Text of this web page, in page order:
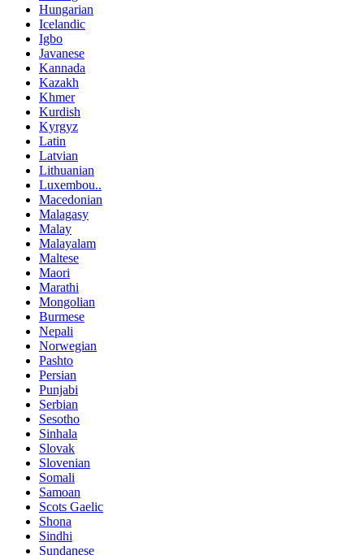
Hungarian
Icelandic
Igbo
Javanese
Kannada
Kazakh
Khmer
Kurdish
Kyrgyz
Latin
Latvian
Lithuanian
Luxembou..
Macedonian
Malagasy
Malay
Malayalam
Maltese
Maori
Marathi
Mongolian
Burmese
Nepali
Norwegian
Pashto
Persian
Punjabi
Serbian
Sesotho
Sinhala
Slovak
Slovenian
Somali
Samoan
Scots Gaelic
Shona
Sindhi
Sundanese